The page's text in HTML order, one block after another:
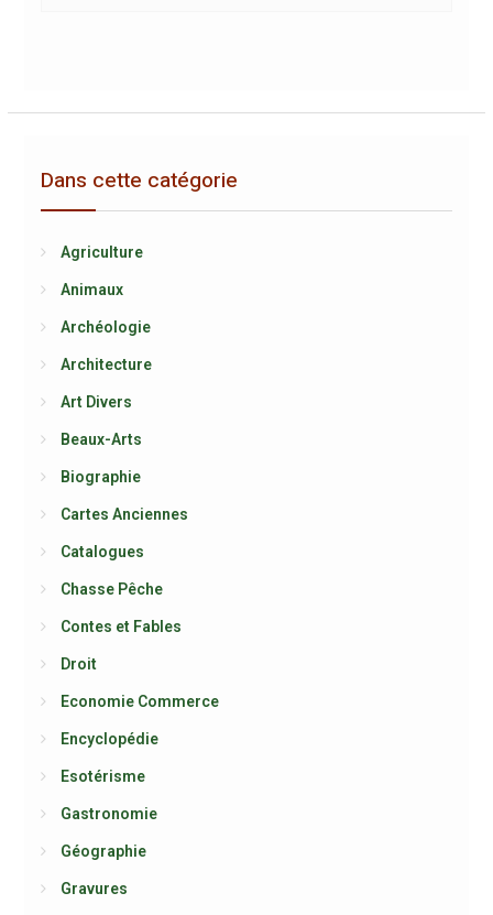
Dans cette catégorie
Agriculture
Animaux
Archéologie
Architecture
Art Divers
Beaux-Arts
Biographie
Cartes Anciennes
Catalogues
Chasse Pêche
Contes et Fables
Droit
Economie Commerce
Encyclopédie
Esotérisme
Gastronomie
Géographie
Gravures